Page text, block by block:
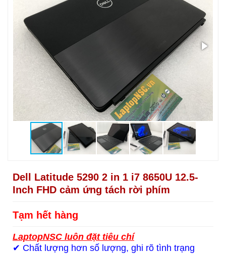
Dell Latitude 5290 2 in 1 i7 8650U 12.5-
Inch FHD cảm ứng tách rời phím
Tạm hết hàng
LaptopNSC luôn đặt tiêu chí
✔ Chất lượng hơn số lượng, ghi rõ tình trạng